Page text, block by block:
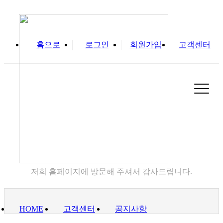
홈으로 로그인 회원가입 고객센터
저희 홈페이지에 방문해 주셔서 감사드립니다.
HOME 고객센터 공지사항